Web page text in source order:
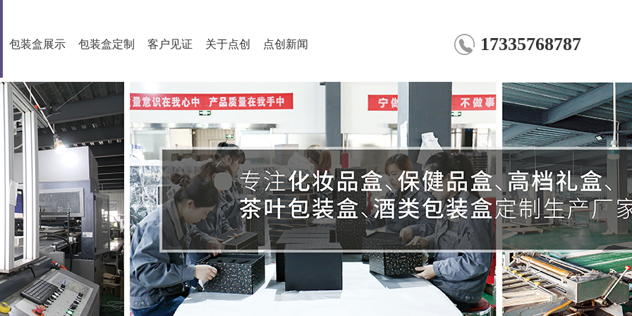
17335768787
包装盒展示 包装盒定制 客户见证 关于点创 点创新闻